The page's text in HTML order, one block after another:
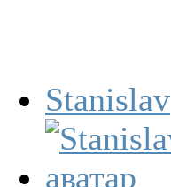
Stanislav